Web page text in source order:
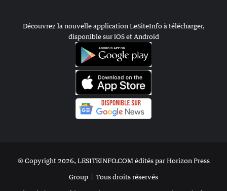
Découvrez la nouvelle application LeSiteInfo à télécharger,
disponible sur iOS et Android
© Copyright 2026, LESITEINFO.COM édités par Horizon Press
Group | Tous droits réservés